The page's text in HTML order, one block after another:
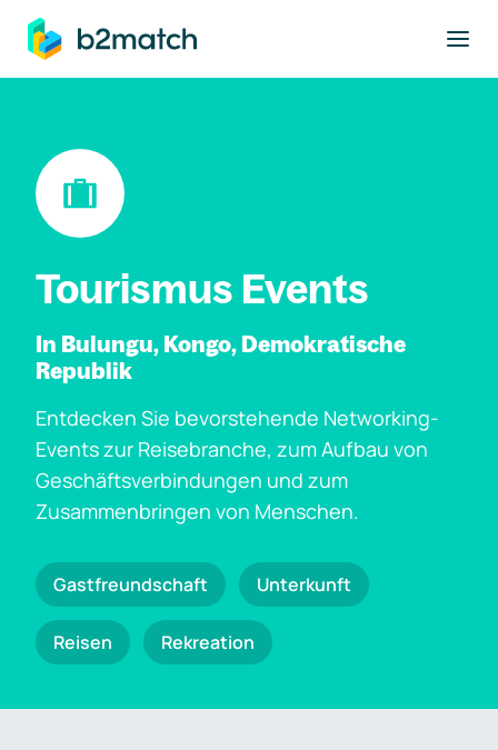
springen
Tourismus Events
In Bulungu, Kongo, Demokratische
Republik
Entdecken Sie bevorstehende Networking-
Events zur Reisebranche, zum Aufbau von
Geschäftsverbindungen und zum
Zusammenbringen von Menschen.
Gastfreundschaft Unterkunft
Reisen Rekreation